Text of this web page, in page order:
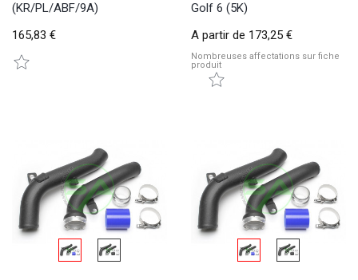
(KR/PL/ABF/9A)
165,83 €
Golf 6 (5K)
A partir de 173,25 €
Nombreuses affectations sur fiche
produit